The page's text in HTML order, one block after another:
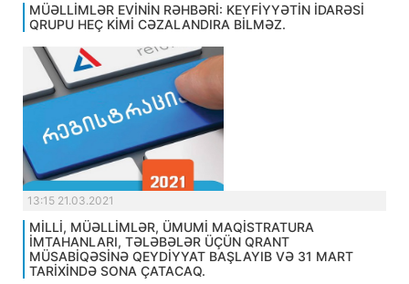
MÜƏLLİMLƏR EVİNİN RƏHBƏRİ: KEYFİYYƏTİN İDARƏSİ
QRUPU HEÇ KİMİ CƏZALANDIRA BİLMƏZ.
13:15 21.03.2021
MİLLİ, MÜƏLLİMLƏR, ÜMUMİ MAQİSTRATURA
İMTAHANLARI, TƏLƏBƏLƏR ÜÇÜN QRANT
MÜSABİQƏSİNƏ QEYDİYYAT BAŞLAYIB VƏ 31 MART
TARİXİNDƏ SONA ÇATACAQ.